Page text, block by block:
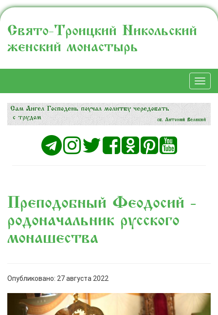
Свято-Троицкий Никольский
женский монастырь
Преподобный Феодосий -
родоначальник русского
монашества
Опубликовано: 27 августа 2022